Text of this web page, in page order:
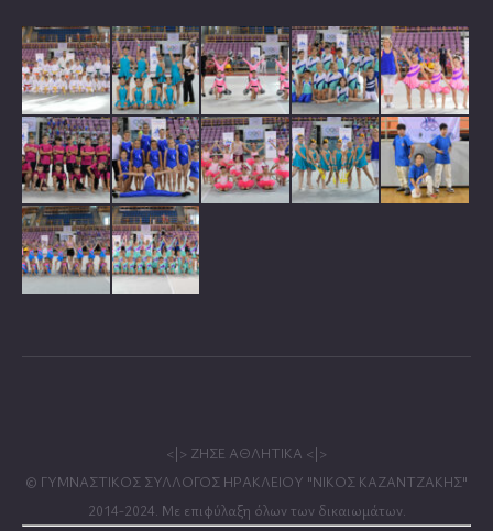
<|> ΖΗΣΕ ΑΘΛΗΤΙΚΑ <|>
© ΓΥΜΝΑΣΤΙΚΟΣ ΣΥΛΛΟΓΟΣ ΗΡΑΚΛΕΙΟΥ "ΝΙΚΟΣ ΚΑΖΑΝΤΖΑΚΗΣ"
2014-2024. Με επιφύλαξη όλων των δικαιωμάτων.